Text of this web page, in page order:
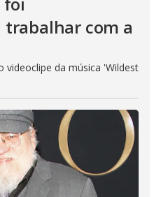
trabalhar com a
da música 'Wildest